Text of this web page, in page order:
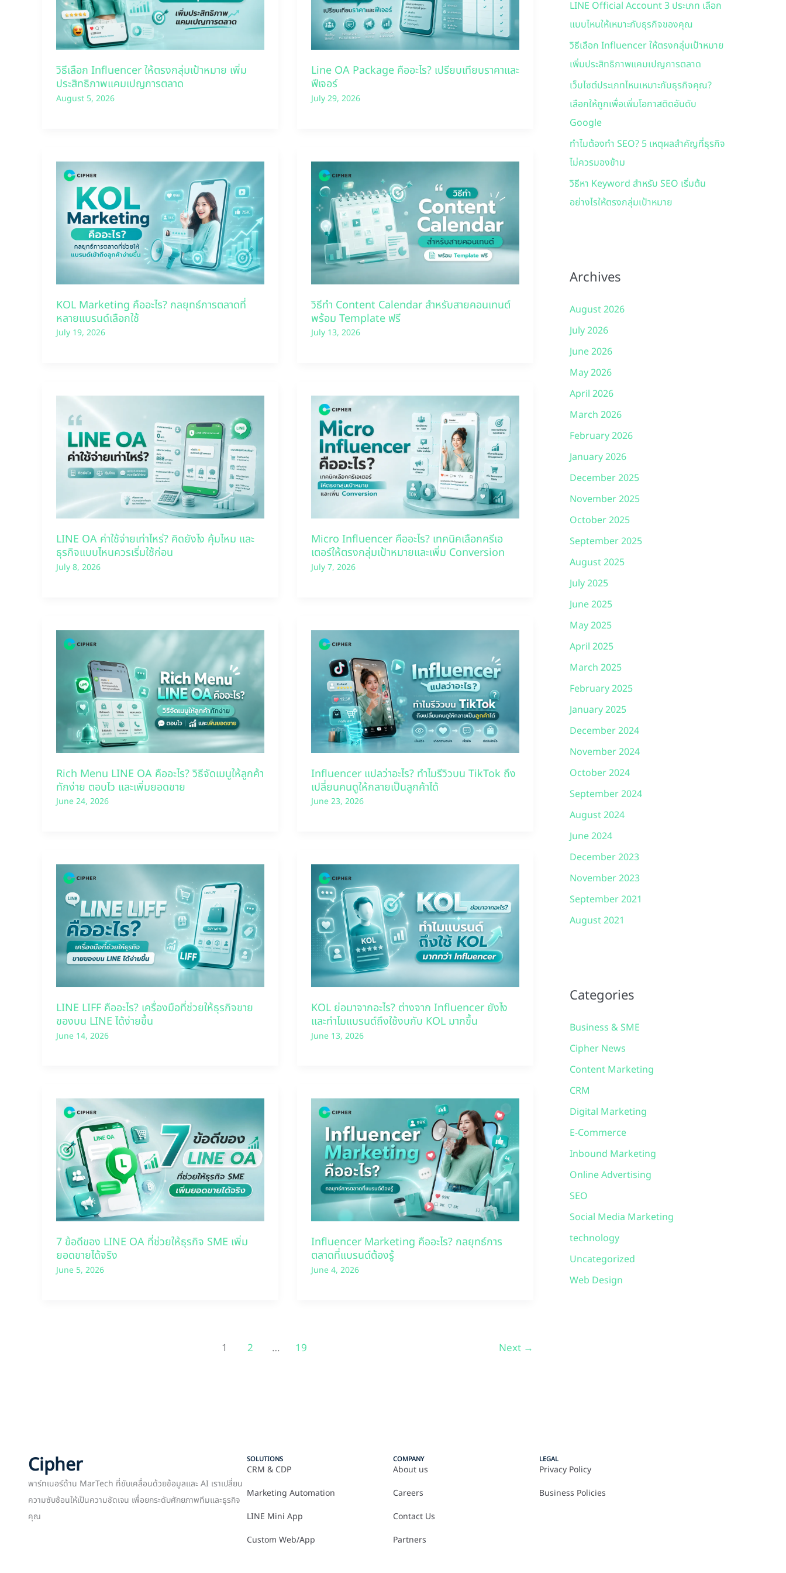
วิธีเลือก Influencer ให้ตรงกลุ่มเป้าหมาย เพิ่ม
ประสิทธิภาพแคมเปญการตลาด
August 5, 2026
Line OA Package คืออะไร? เปรียบเทียบราคาและ
ฟีเจอร์
July 29, 2026
KOL Marketing คืออะไร? กลยุทธ์การตลาดที่
หลายแบรนด์เลือกใช้
July 19, 2026
วิธีทำ Content Calendar สำหรับสายคอนเทนต์
พร้อม Template ฟรี
July 13, 2026
LINE OA ค่าใช้จ่ายเท่าไหร่? คิดยังไง คุ้มไหม และ
ธุรกิจแบบไหนควรเริ่มใช้ก่อน
July 8, 2026
Micro Influencer คืออะไร? เทคนิคเลือกครีเอ
เตอร์ให้ตรงกลุ่มเป้าหมายและเพิ่ม Conversion
July 7, 2026
Rich Menu LINE OA คืออะไร? วิธีจัดเมนูให้ลูกค้า
ทักง่าย ตอบไว และเพิ่มยอดขาย
June 24, 2026
Influencer แปลว่าอะไร? ทำไมรีวิวบน TikTok ถึง
เปลี่ยนคนดูให้กลายเป็นลูกค้าได้
June 23, 2026
LINE LIFF คืออะไร? เครื่องมือที่ช่วยให้ธุรกิจขาย
ของบน LINE ได้ง่ายขึ้น
June 14, 2026
KOL ย่อมาจากอะไร? ต่างจาก Influencer ยังไง
และทำไมแบรนด์ถึงใช้งบกับ KOL มากขึ้น
June 13, 2026
7 ข้อดีของ LINE OA ที่ช่วยให้ธุรกิจ SME เพิ่ม
ยอดขายได้จริง
June 5, 2026
Influencer Marketing คืออะไร? กลยุทธ์การ
ตลาดที่แบรนด์ต้องรู้
June 4, 2026
1 2 … 19 Next →
f
o
r
:
LINE Official Account 3 ประเภท เลือก
แบบไหนให้เหมาะกับธุรกิจของคุณ
วิธีเลือก Influencer ให้ตรงกลุ่มเป้าหมาย
เพิ่มประสิทธิภาพแคมเปญการตลาด
เว็บไซต์ประเภทไหนเหมาะกับธุรกิจคุณ?
เลือกให้ถูกเพื่อเพิ่มโอกาสติดอันดับ
Google
ทำไมต้องทำ SEO? 5 เหตุผลสำคัญที่ธุรกิจ
ไม่ควรมองข้าม
วิธีหา Keyword สำหรับ SEO เริ่มต้น
อย่างไรให้ตรงกลุ่มเป้าหมาย
Archives
August 2026
July 2026
June 2026
May 2026
April 2026
March 2026
February 2026
January 2026
December 2025
November 2025
October 2025
September 2025
August 2025
July 2025
June 2025
May 2025
April 2025
March 2025
February 2025
January 2025
December 2024
November 2024
October 2024
September 2024
August 2024
June 2024
December 2023
November 2023
September 2021
August 2021
Categories
Business & SME
Cipher News
Content Marketing
CRM
Digital Marketing
E-Commerce
Inbound Marketing
Online Advertising
SEO
Social Media Marketing
technology
Uncategorized
Web Design
Cipher
พาร์ทเนอร์ด้าน MarTech ที่ขับเคลื่อนด้วยข้อมูลและ AI เราเปลี่ยน
ความซับซ้อนให้เป็นความชัดเจน เพื่อยกระดับศักยภาพทีมและธุรกิจ
คุณ
SOLUTIONS
CRM & CDP
Marketing Automation
LINE Mini App
Custom Web/App
COMPANY
About us
Careers
Contact Us
Partners
LEGAL
Privacy Policy
Business Policies